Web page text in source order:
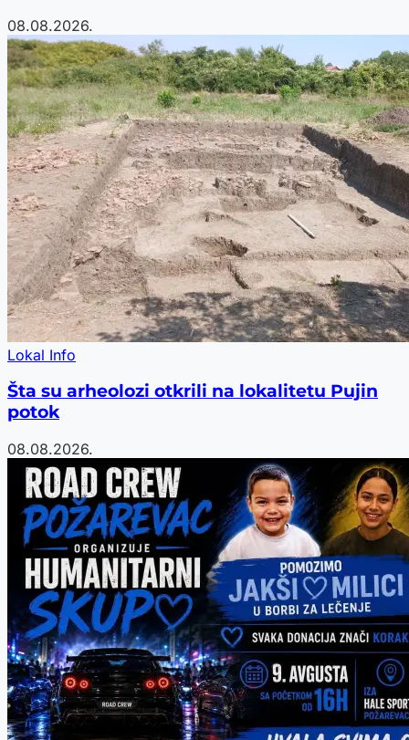
08.08.2026.
Lokal Info
Šta su arheolozi otkrili na lokalitetu Pujin
potok
08.08.2026.